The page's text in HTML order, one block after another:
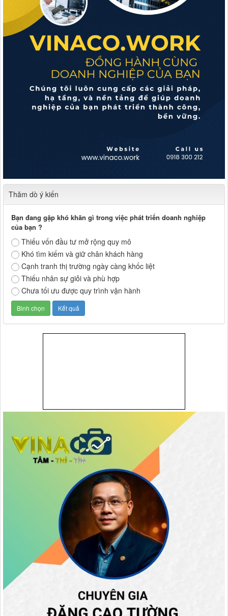
Thăm dò ý kiến
Bạn đang gặp khó khăn gì trong việc phát triển doanh nghiệp
của bạn ?
Thiếu vốn đầu tư mở rộng quy mô
Khó tìm kiếm và giữ chân khách hàng
Cạnh tranh thị trường ngày càng khốc liệt
Thiếu nhân sự giỏi và phù hợp
Chưa tối ưu được quy trình vận hành